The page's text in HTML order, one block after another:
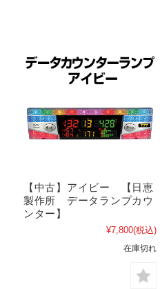
【中古】アイビー 【日恵
製作所 データランプカウ
ンター】
¥7,800(税込)
在庫切れ